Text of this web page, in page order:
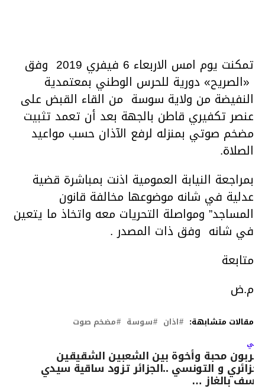
تمكنت يوم امس الاربعاء 6 فيفري 2019 وفق
«الصريح» دورية للحرس الوطني بمعتمدية
النفيضة من ولاية سوسة من القاء القبض على
عنصر تكفيري قاطن بالجهة بعد أن تعمد تثبيت
مضخم صوتي بمنزله لرفع الآذان حسب مواعيد
الصلاة.
بمراجعة النيابة العمومية اذنت بمباشرة قضية
عدلية في شانه موضوعها مخالفة قانون
المساجد” ومواصلة التحريات معه واتخاذ ما يتعين
في شانه وفق ذات المصدر .
متابعة
م.ض
مقالات متشابهة: اذان سوسة مضخم صوت
محبة وأخوة بين الشعبين الشقيقين
و التونسي ..الجزائر تزود ساقية سيدي
بالغاز …